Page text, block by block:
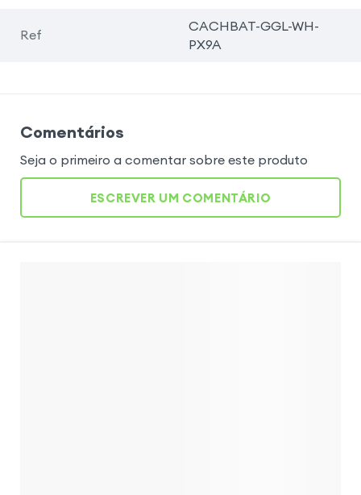
Ref
CACHBAT-GGL-WH-
PX9A
Comentários
Seja o primeiro a comentar sobre este produto
ESCREVER UM COMENTÁRIO